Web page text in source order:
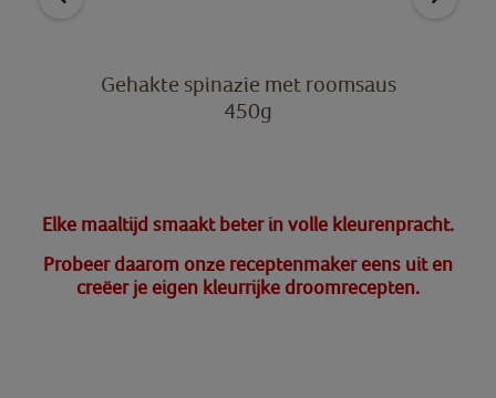
Gehakte spinazie met roomsaus
450g
Elke maaltijd smaakt beter in volle kleurenpracht.
Probeer daarom onze receptenmaker eens uit en
creëer je eigen kleurrijke droomrecepten.